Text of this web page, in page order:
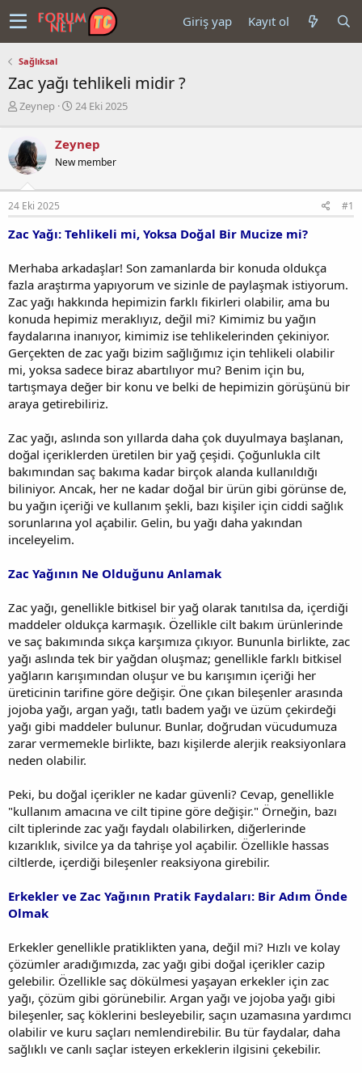
Giriş yap Kayıt ol
Sağlıksal
Zac yağı tehlikeli midir ?
K
u
y
u
b
a
l
t
a
n
Zeynep
B
l
a
g
t
r
i
h
i
24 Eki 2025
Zeynep
New member
24 Eki 2025 #1
Zac Yağı: Tehlikeli mi, Yoksa Doğal Bir Mucize mi?
Merhaba arkadaşlar! Son zamanlarda bir konuda oldukça
fazla araştırma yapıyorum ve sizinle de paylaşmak istiyorum.
Zac yağı hakkında hepimizin farklı fikirleri olabilir, ama bu
konuda hepimiz meraklıyız, değil mi? Kimimiz bu yağın
faydalarına inanıyor, kimimiz ise tehlikelerinden çekiniyor.
Gerçekten de zac yağı bizim sağlığımız için tehlikeli olabilir
mi, yoksa sadece biraz abartılıyor mu? Benim için bu,
tartışmaya değer bir konu ve belki de hepimizin görüşünü bir
araya getirebiliriz.
Zac yağı, aslında son yıllarda daha çok duyulmaya başlanan,
doğal içeriklerden üretilen bir yağ çeşidi. Çoğunlukla cilt
bakımından saç bakıma kadar birçok alanda kullanıldığı
biliniyor. Ancak, her ne kadar doğal bir ürün gibi görünse de,
bu yağın içeriği ve kullanım şekli, bazı kişiler için ciddi sağlık
sorunlarına yol açabilir. Gelin, bu yağı daha yakından
inceleyelim.
Zac Yağının Ne Olduğunu Anlamak
Zac yağı, genellikle bitkisel bir yağ olarak tanıtılsa da, içerdiği
maddeler oldukça karmaşık. Özellikle cilt bakım ürünlerinde
ve saç bakımında sıkça karşımıza çıkıyor. Bununla birlikte, zac
yağı aslında tek bir yağdan oluşmaz; genellikle farklı bitkisel
yağların karışımından oluşur ve bu karışımın içeriği her
üreticinin tarifine göre değişir. Öne çıkan bileşenler arasında
jojoba yağı, argan yağı, tatlı badem yağı ve üzüm çekirdeği
yağı gibi maddeler bulunur. Bunlar, doğrudan vücudumuza
zarar vermemekle birlikte, bazı kişilerde alerjik reaksiyonlara
neden olabilir.
Peki, bu doğal içerikler ne kadar güvenli? Cevap, genellikle
"kullanım amacına ve cilt tipine göre değişir." Örneğin, bazı
cilt tiplerinde zac yağı faydalı olabilirken, diğerlerinde
kızarıklık, sivilce ya da tahrişe yol açabilir. Özellikle hassas
ciltlerde, içerdiği bileşenler reaksiyona girebilir.
Erkekler ve Zac Yağının Pratik Faydaları: Bir Adım Önde
Olmak
Erkekler genellikle pratiklikten yana, değil mi? Hızlı ve kolay
çözümler aradığımızda, zac yağı gibi doğal içerikler cazip
gelebilir. Özellikle saç dökülmesi yaşayan erkekler için zac
yağı, çözüm gibi görünebilir. Argan yağı ve jojoba yağı gibi
bileşenler, saç köklerini besleyebilir, saçın uzamasına yardımcı
olabilir ve kuru saçları nemlendirebilir. Bu tür faydalar, daha
sağlıklı ve canlı saçlar isteyen erkeklerin ilgisini çekebilir.